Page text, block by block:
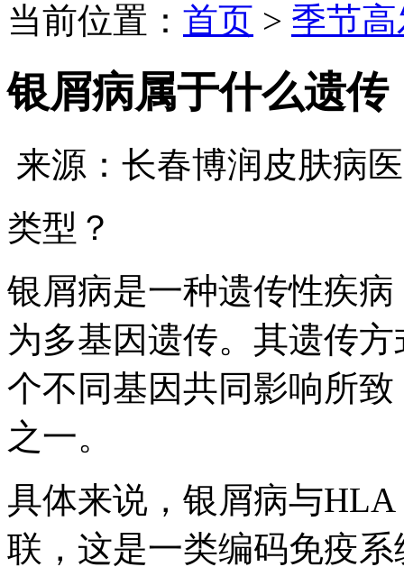
当前位置： 首页 > 季节
银屑病属于什么遗传
来源：长春博润皮肤病
类型？
银屑病是一种遗传性疾
为多基因遗传。其遗传
个不同基因共同影响所
之一。
具体来说，银屑病与
联，这是一类编码免疫